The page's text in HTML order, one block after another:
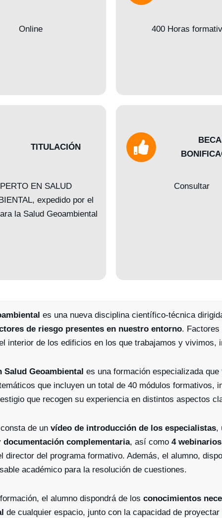
Online 400 Horas
TITULACIÓN
EN SALUD
expedido por el
la Salud Geoambiental
Consultar
es una nueva disciplina científico-técnica
de riesgo presentes en nuestro entorno.
interior de los edificios en los que trabajamos y vivimos,
Salud Geoambiental es una formación especializada que
que incluyen un total de 40 módulos formativos,
que recogen su experiencia en distintos aspectos
de un vídeo de introducción de los especialistas,
documentación complementaria, así como 4
director del programa formativo. Además, el alumno,
académico para la resolución de cuestiones.
el alumno dispondrá de los conocimientos
de cualquier espacio, junto con la capacidad de